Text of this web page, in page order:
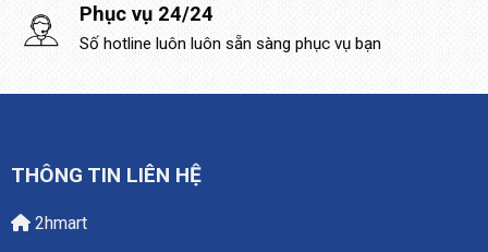
Phục vụ 24/24
Số hotline luôn luôn sẵn sàng phục vụ bạn
THÔNG TIN LIÊN HỆ
2hmart